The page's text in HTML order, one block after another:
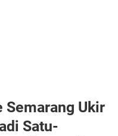
Semarang Ukir
Satu-